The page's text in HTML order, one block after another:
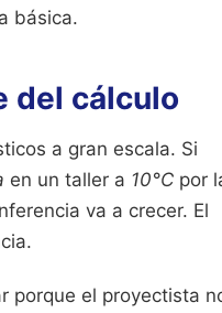
básica.
del cálculo
a gran escala. Si
en un taller a 10°C por
va a crecer. El
porque el proyectista